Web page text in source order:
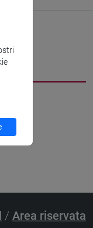
/ Area riservata